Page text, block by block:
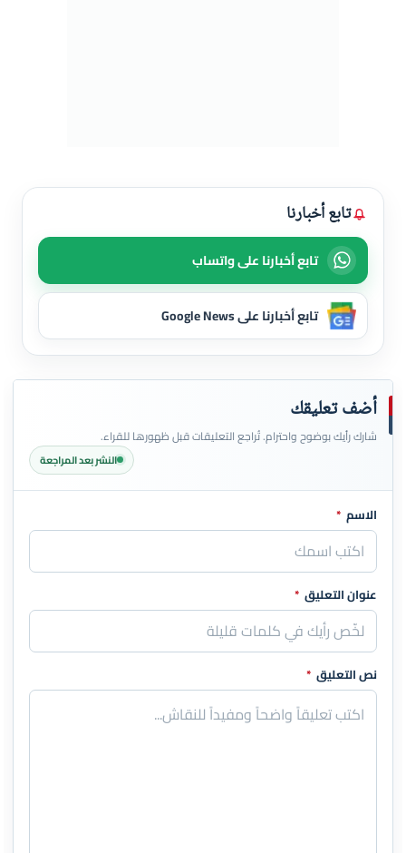
تابع أخبارنا
تابع أخبارنا على واتساب
تابع أخبارنا على Google News
أضف تعليقك
شارك رأيك بوضوح واحترام. تُراجع التعليقات قبل ظهورها للقراء.
النشر بعد المراجعة
اترك هذا الحقل فارغاً
الاسم *
عنوان التعليق *
نص التعليق *